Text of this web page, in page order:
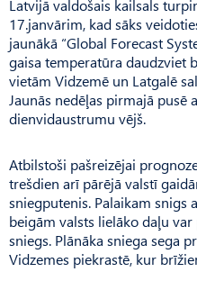
Latvijā valdošais kailsals
17.janvārim, kad sāks
jaunākā “Global Forecast
gaisa temperatūra daudzviet
vietām Vidzemē un Latgalē
Jaunās nedēļas pirmajā pusē
dienvidaustrumu vējš.
Atbilstoši pašreizējai
trešdien arī pārējā valstī
sniegputenis. Palaikam snigs
beigām valsts lielāko daļu
sniegs. Plānāka sniega sega
Vidzemes piekrastē, kur